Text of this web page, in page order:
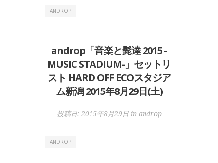
ANDROP
androp「音楽と髭達 2015 -
MUSIC STADIUM-」セットリ
スト HARD OFF ECOスタジア
ム新潟 2015年8月29日(土)
投稿日: 2015年8月29日in androp
ANDROP